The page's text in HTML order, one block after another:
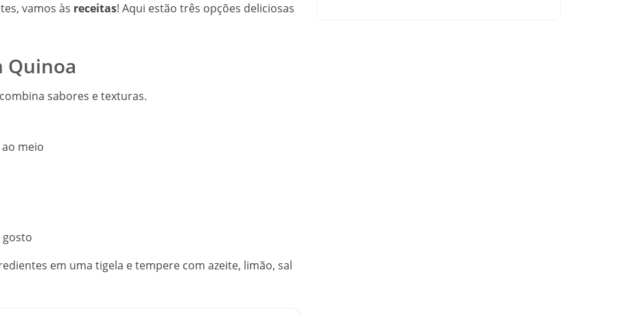
vamos às receitas! Aqui estão três opções deliciosas
Quinoa
sabores e texturas.
meio
gosto
em uma tigela e tempere com azeite, limão, sal